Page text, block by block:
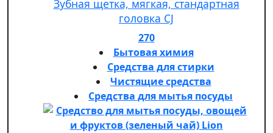
Зубная щетка, мягкая, стандартная
головка СJ
270
Бытовая химия
Средства для стирки
Чистящие средства
Средства для мытья посуды